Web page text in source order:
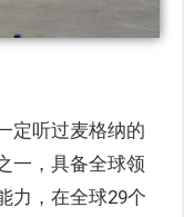
定听过麦格纳的
一，具备全球领
力，在全球29个